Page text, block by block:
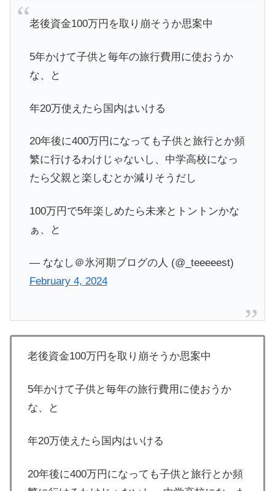
老後資金100万円を取り崩そうか思案中
5年かけて子供と毎年の旅行費用に使おうか
な、と
年20万使えたら国内はいける
20年後に400万円になっても子供と旅行とか頻
繁に行けるわけじゃないし、中学高校になっ
たら父親と楽しむとか減りそうだし
100万円で5年楽しめたら未来とトントンかな
ぁ、と
— ななし＠氷河期ブログの人 (@_teeeeest)
February 4, 2024
老後資金100万円を取り崩そうか思案中
5年かけて子供と毎年の旅行費用に使おうか
な、と
年20万使えたら国内はいける
20年後に400万円になっても子供と旅行とか頻